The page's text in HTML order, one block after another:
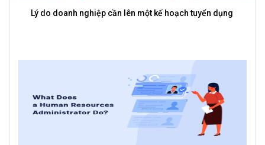
Lý do doanh nghiệp cần lên một kế hoạch tuyển dụng